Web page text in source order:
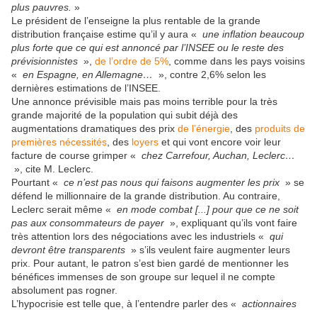
plus pauvres. »
Le président de l’enseigne la plus rentable de la grande
distribution française estime qu’il y aura « une inflation beaucoup
plus forte que ce qui est annoncé par l’INSEE ou le reste des
prévisionnistes », de l’ordre de 5% , comme dans les pays voisins
« en Espagne, en Allemagne…
», contre 2,6% selon les
dernières estimations de l’INSEE.
Une annonce prévisible mais pas moins terrible pour la très
grande majorité de la population qui subit déjà des
augmentations dramatiques des prix de l’énergie , des produits de
premières nécessités , des loyers et qui vont encore voir leur
facture de course grimper « chez Carrefour, Auchan, Leclerc…
», cite M. Leclerc.
Pourtant « ce n’est pas nous qui faisons augmenter les prix » se
défend le millionnaire de la grande distribution. Au contraire,
Leclerc serait même « en mode combat [...] pour que ce ne soit
pas aux consommateurs de payer », expliquant qu’ils vont faire
très attention lors des négociations avec les industriels « qui
devront être transparents » s’ils veulent faire augmenter leurs
prix. Pour autant, le patron s’est bien gardé de mentionner les
bénéfices immenses de son groupe sur lequel il ne compte
absolument pas rogner.
L’hypocrisie est telle que, à l’entendre parler des « actionnaires